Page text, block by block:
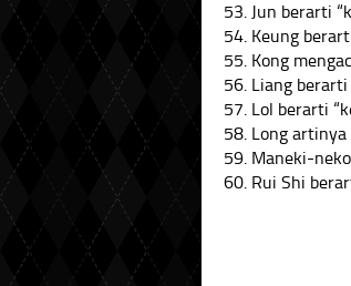
53. Jun berarti
54. Keung
55. Kong
56. Liang berarti
57. Lol berarti
58. Long artinya
59. Maneki-
60. Rui Shi